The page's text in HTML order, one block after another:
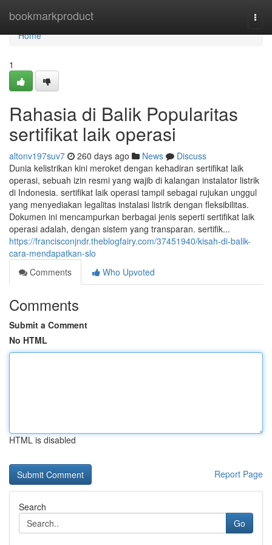
bookmarkproduct
Home
Home
1
Rahasia di Balik Popularitas
sertifikat laik operasi
altonv197suv7 260 days ago News
Discuss
Dunia kelistrikan kini meroket dengan kehadiran sertifikat laik
operasi, sebuah izin resmi yang wajib di kalangan instalator listrik
di Indonesia. sertifikat laik operasi tampil sebagai rujukan unggul
yang menyediakan legalitas instalasi listrik dengan fleksibilitas.
Dokumen ini mencampurkan berbagai jenis seperti sertifikat laik
operasi adalah, dengan sistem yang transparan. sertifik...
https://francisconjndr.theblogfairy.com/37451940/kisah-di-balik-
cara-mendapatkan-slo
Comments
Who Upvoted
Comments
Submit a Comment
No HTML
HTML is disabled
Report Page
Search
Go